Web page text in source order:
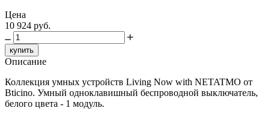
Цена
10 924 руб.
купить
Описание
Коллекция умных устройств Living Now with NETATMO от
Bticino. Умный одноклавишный беспроводной выключатель,
белого цвета - 1 модуль.